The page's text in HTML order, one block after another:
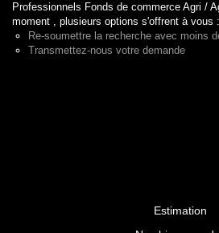
Professionnels Fonds de commerce Agri /
moment , plusieurs options s'offrent à vous :
Re-soumettre la recherche avec moins
Transmettez-nous votre demande
Estimation